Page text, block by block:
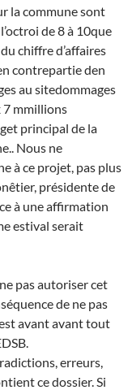
la commune sont
de 8 à 10que
chiffre d’affaires
contrepartie den
au sitedommages
7 mmillions
principal de la
Nous ne
à ce projet, pas plus
présidente de
à une affirmation
estival serait
pas autoriser cet
de ne pas
avant avant tout
erreurs,
ce dossier. Si